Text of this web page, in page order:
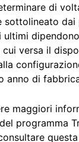
di
sottolineato
ultimi
versa il
anno di
maggiori
programma
questa